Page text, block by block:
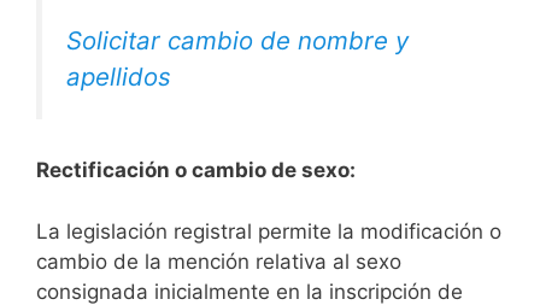
Solicitar cambio de nombre y
apellidos
Rectificación o cambio de sexo:
La legislación registral permite la modificación o
cambio de la mención relativa al sexo
consignada inicialmente en la inscripción de